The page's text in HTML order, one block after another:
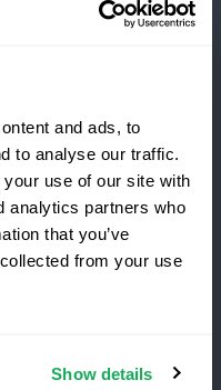
and ads, to
to analyse our traffic.
use of our site with
analytics partners who
that you’ve
from your use
Show details
Nachrichten und
wechseln?
keineEinrichtungsge-